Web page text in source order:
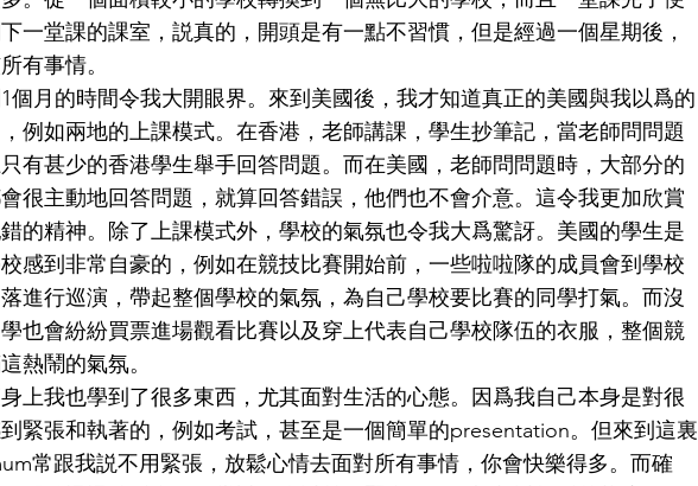
一堂課的課室，説真的，開頭是有一點不習慣，但是經過一個星期後，
有事情。
個月的時間令我大開眼界。來到美國後，我才知道真正的美國與我以爲的
例如兩地的上課模式。在香港，老師講課，學生抄筆記，當老師問問題
有甚少的香港學生舉手回答問題。而在美國，老師問問題時，大部分的
很主動地回答問題，就算回答錯誤，他們也不會介意。這令我更加欣賞
的精神。除了上課模式外，學校的氣氛也令我大爲驚訝。美國的學生是
感到非常自豪的，例如在競技比賽開始前，一些啦啦隊的成員會到學校
進行巡演，帶起整個學校的氣氛，為自己學校要比賽的同學打氣。而沒
也會紛紛買票進場觀看比賽以及穿上代表自己學校隊伍的衣服，整個競
熱鬧的氣氛。
上我也學到了很多東西，尤其面對生活的心態。因爲我自己本身是對很
緊張和執著的，例如考試，甚至是一個簡單的presentation。但來到這裏
常跟我説不用緊張，放鬆心情去面對所有事情，你會快樂得多。而確